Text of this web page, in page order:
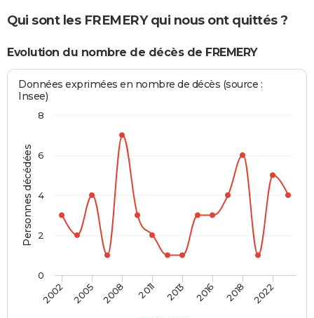
Qui sont les FREMERY qui nous ont quittés ?
Evolution du nombre de décès de FREMERY
Personnes décédées
Données exprimées en nombre de décès (source :
Insee)
2002 2005 2008 2011 2013 2016 2018 2022
0
2
4
6
8